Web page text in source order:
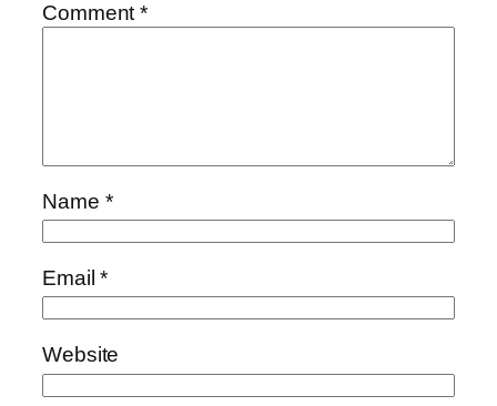
Comment*
Name *
Email*
Website